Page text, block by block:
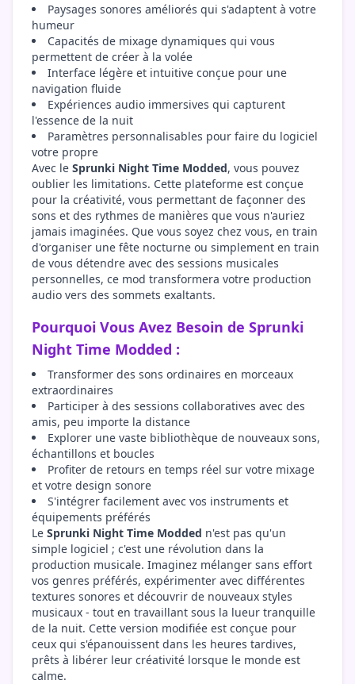
Paysages sonores améliorés qui s'adaptent à votre
humeur
Capacités de mixage dynamiques qui vous
permettent de créer à la volée
Interface légère et intuitive conçue pour une
navigation fluide
Expériences audio immersives qui capturent
l'essence de la nuit
Paramètres personnalisables pour faire du logiciel
votre propre
Avec le Sprunki Night Time Modded, vous pouvez
oublier les limitations. Cette plateforme est conçue
pour la créativité, vous permettant de façonner des
sons et des rythmes de manières que vous n'auriez
jamais imaginées. Que vous soyez chez vous, en train
d'organiser une fête nocturne ou simplement en train
de vous détendre avec des sessions musicales
personnelles, ce mod transformera votre production
audio vers des sommets exaltants.
Pourquoi Vous Avez Besoin de Sprunki
Night Time Modded :
Transformer des sons ordinaires en morceaux
extraordinaires
Participer à des sessions collaboratives avec des
amis, peu importe la distance
Explorer une vaste bibliothèque de nouveaux sons,
échantillons et boucles
Profiter de retours en temps réel sur votre mixage
et votre design sonore
S'intégrer facilement avec vos instruments et
équipements préférés
Le Sprunki Night Time Modded n'est pas qu'un
simple logiciel ; c'est une révolution dans la
production musicale. Imaginez mélanger sans effort
vos genres préférés, expérimenter avec différentes
textures sonores et découvrir de nouveaux styles
musicaux - tout en travaillant sous la lueur tranquille
de la nuit. Cette version modifiée est conçue pour
ceux qui s'épanouissent dans les heures tardives,
prêts à libérer leur créativité lorsque le monde est
calme.